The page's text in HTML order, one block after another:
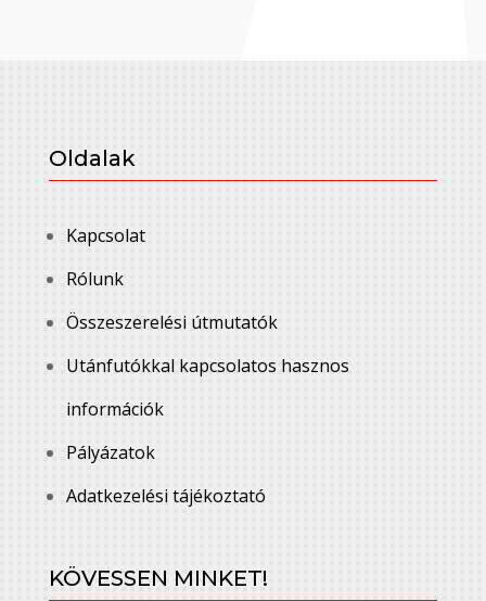
Oldalak
Kapcsolat
Rólunk
Összeszerelési útmutatók
Utánfutókkal kapcsolatos hasznos
információk
Pályázatok
Adatkezelési tájékoztató
KÖVESSEN MINKET!